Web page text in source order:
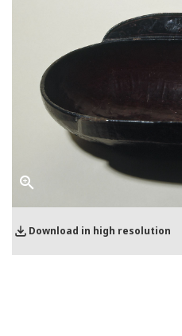
Download in high resolution